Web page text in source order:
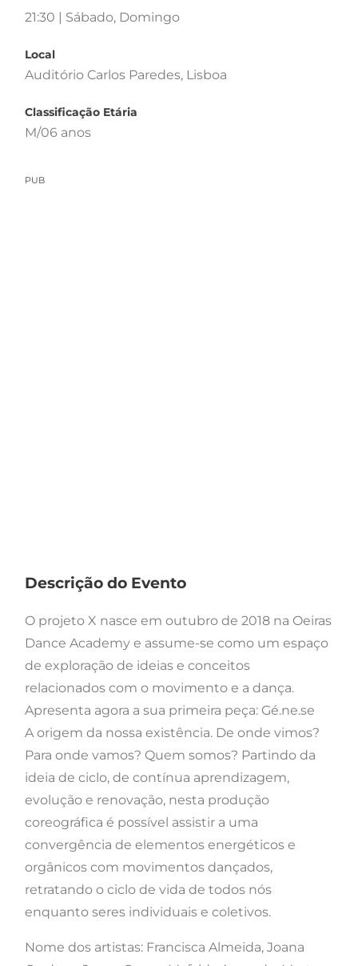
21:30 | Sábado, Domingo
Local
Auditório Carlos Paredes, Lisboa
Classificação Etária
M/06 anos
PUB
Descrição do Evento
O projeto X nasce em outubro de 2018 na Oeiras
Dance Academy e assume-se como um espaço
de exploração de ideias e conceitos
relacionados com o movimento e a dança.
Apresenta agora a sua primeira peça: Gé.ne.se
A origem da nossa existência. De onde vimos?
Para onde vamos? Quem somos? Partindo da
ideia de ciclo, de contínua aprendizagem,
evolução e renovação, nesta produção
coreográfica é possível assistir a uma
convergência de elementos energéticos e
orgânicos com movimentos dançados,
retratando o ciclo de vida de todos nós
enquanto seres individuais e coletivos.
Nome dos artistas: Francisca Almeida, Joana